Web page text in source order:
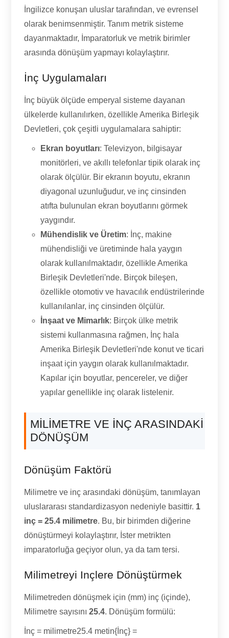
İngilizce konuşan uluslar tarafından, ve evrensel
olarak benimsenmiştir. Tanım metrik sisteme
dayanmaktadır, İmparatorluk ve metrik birimler
arasında dönüşüm yapmayı kolaylaştırır.
İnç Uygulamaları
İnç büyük ölçüde emperyal sisteme dayanan
ülkelerde kullanılırken, özellikle Amerika Birleşik
Devletleri, çok çeşitli uygulamalara sahiptir:
Ekran boyutları: Televizyon, bilgisayar
monitörleri, ve akıllı telefonlar tipik olarak inç
olarak ölçülür. Bir ekranın boyutu, ekranın
diyagonal uzunluğudur, ve inç cinsinden
atıfta bulunulan ekran boyutlarını görmek
yaygındır.
Mühendislik ve Üretim: İnç, makine
mühendisliği ve üretiminde hala yaygın
olarak kullanılmaktadır, özellikle Amerika
Birleşik Devletleri'nde. Birçok bileşen,
özellikle otomotiv ve havacılık endüstrilerinde
kullanılanlar, inç cinsinden ölçülür.
İnşaat ve Mimarlık: Birçok ülke metrik
sistemi kullanmasına rağmen, İnç hala
Amerika Birleşik Devletleri'nde konut ve ticari
inşaat için yaygın olarak kullanılmaktadır.
Kapılar için boyutlar, pencereler, ve diğer
yapılar genellikle inç olarak listelenir.
MILIMETRE VE INÇ ARASINDAKI
DÖNÜŞÜM
Dönüşüm Faktörü
Milimetre ve inç arasındaki dönüşüm, tanımlayan
uluslararası standardizasyon nedeniyle basittir. 1
inç = 25.4 milimetre. Bu, bir birimden diğerine
dönüştürmeyi kolaylaştırır, İster metrikten
imparatorluğa geçiyor olun, ya da tam tersi.
Milimetreyi Inçlere Dönüştürmek
Milimetreden dönüşmek için (mm) inç (içinde),
Milimetre sayısını25.4. Dönüşüm formülü:
İnç = milimetre25.4 metin{İnç} =